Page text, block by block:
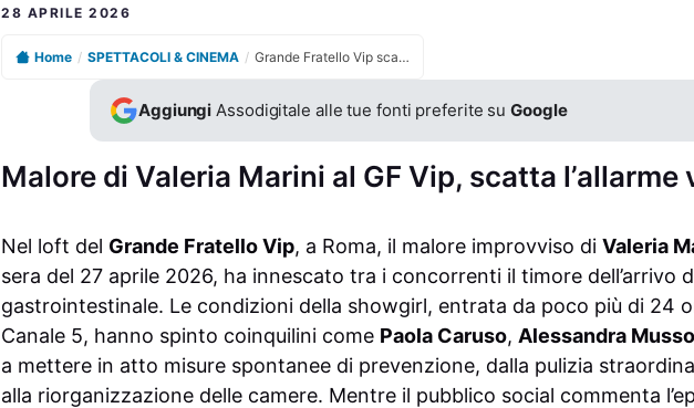
28 APRILE 2026
Home / SPETTACOLI & CINEMA / Grande Fratello Vip scatta l’allarme sanitario, concorrenti isolano Valeria Marini
Aggiungi Assodigitale alle tue fonti preferite suGoogle
Malore di Valeria Marini al GF Vip, scatta l’allarme
Nel loft del Grande Fratello Vip, a Roma, il malore improvviso di Valeria
sera del 27 aprile 2026, ha innescato tra i concorrenti il timore dell’arrivo
gastrointestinale. Le condizioni della showgirl, entrata da poco più di 24
Canale 5, hanno spinto coinquilini come Paola Caruso, Alessandra
a mettere in atto misure spontanee di prevenzione, dalla pulizia
alla riorganizzazione delle camere. Mentre il pubblico social commenta